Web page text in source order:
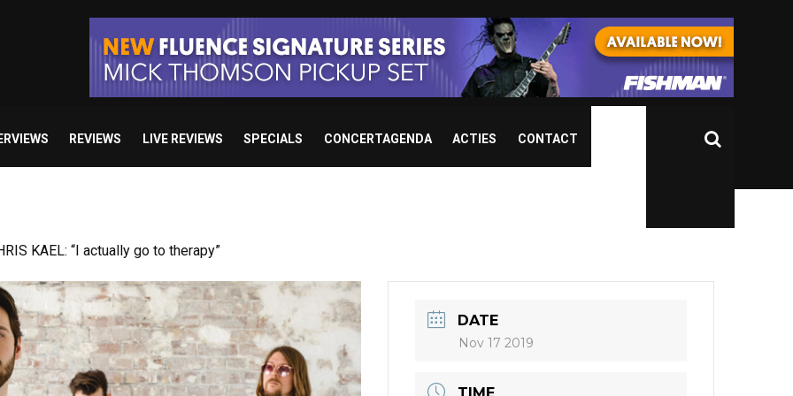
REVIEWS LIVE REVIEWS SPECIALS CONCERTAGENDA ACTIES CONTACT
KAEL: “I actually go to therapy”
DATE
Nov 17 2019